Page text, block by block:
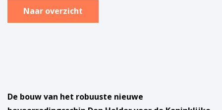
Naar overzicht
De bouw van het robuuste nieuwe